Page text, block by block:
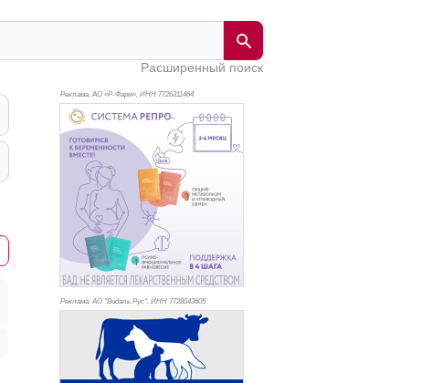
Расширенный поиск
Реклама. АО «Р-Фарм», ИНН 7726311464
Реклама. АО "Видаль Рус", ИНН 7728043605